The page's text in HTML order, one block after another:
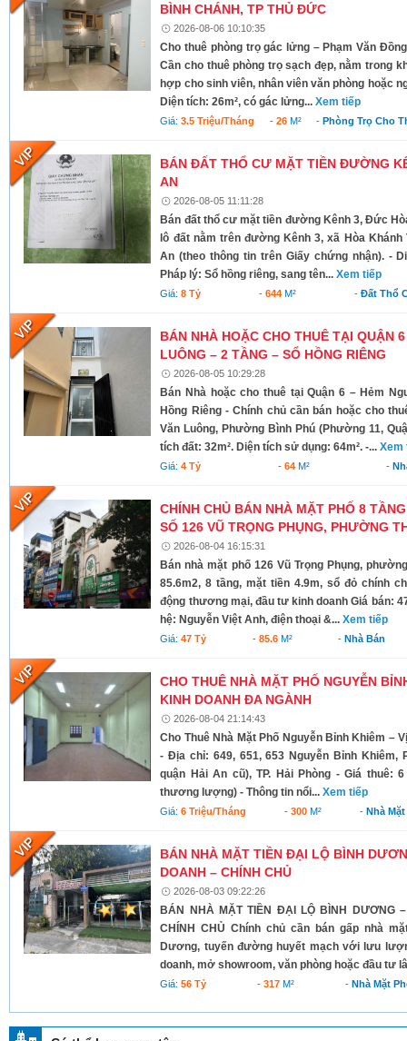
BÌNH CHÁNH, TP THỦ ĐỨC
2026-08-06 10:10:35
Cho thuê phòng trọ gác lửng – Phạm Văn
Cần cho thuê phòng trọ sạch đẹp, nằm trong
hợp cho sinh viên, nhân viên văn phòng hoặc
Diện tích: 26m², có gác lửng...Xem tiếp
Giá:3.5 Triệu/tháng - 26M² -Phòng Trọ Cho
BÁN ĐẤT THỔ CƯ MẶT TIỀN ĐƯỜNG
AN
2026-08-05 11:11:28
Bán đất thổ cư mặt tiền đường Kênh 3, Đức
lô đất nằm trên đường Kênh 3, xã Hòa
An (theo thông tin trên Giấy chứng nhận). -
Pháp lý: Sổ hồng riêng, sang tên...Xem tiếp
Giá:8 Tỷ -644 M² - Đất Thổ
BÁN NHÀ HOẶC CHO THUÊ TẠI QUẬN
LUÔNG – 2 TẦNG – SỔ HỒNG RIÊNG
2026-08-05 10:29:28
Bán Nhà hoặc cho thuê tại Quận 6 – Hẻm
Hồng Riêng - Chính chủ cần bán hoặc cho
Văn Luông, Phường Bình Phú (Phường 11,
tích đất: 32m². Diện tích sử dụng: 64m². -...Xem
Giá:4 Tỷ - 64M² -
CHÍNH CHỦ BÁN NHÀ MẶT PHỐ 8
SỐ 126 VŨ TRỌNG PHỤNG, PHƯỜNG
2026-08-04 16:15:31
Bán nhà mặt phố 126 Vũ Trọng Phụng,
85.6m2, 8 tầng, mặt tiền 4.9m, sổ đỏ chính
động thương mại, đầu tư kinh doanh Giá bán:
hệ: Nguyễn Việt Anh, điện thoại &...Xem tiếp
Giá:47 Tỷ - 85.6M² - Nhà Bán
CHO THUÊ NHÀ MẶT PHỐ NGUYỄN
KINH DOANH ĐA NGÀNH
2026-08-04 21:14:43
Cho Thuê Nhà Mặt Phố Nguyễn Bỉnh Khiêm –
- Địa chỉ: 649, 651, 653 Nguyễn Bỉnh Khiêm,
quận Hải An cũ), TP. Hải Phòng - Giá thuê:
thương lượng) - Thông tin nổi...Xem tiếp
Giá:6 Triệu/tháng -300 M² - Nhà
BÁN NHÀ MẶT TIỀN ĐẠI LỘ BÌNH
DOANH – CHÍNH CHỦ
2026-08-03 09:22:26
BÁN NHÀ MẶT TIỀN ĐẠI LỘ BÌNH DƯƠNG
CHÍNH CHỦ Chính chủ cần bán gấp nhà
Dương, tuyến đường huyết mạch với lưu
doanh, mở showroom, văn phòng hoặc đầu tư
Giá:56 Tỷ -317 M² - Nhà Mặt